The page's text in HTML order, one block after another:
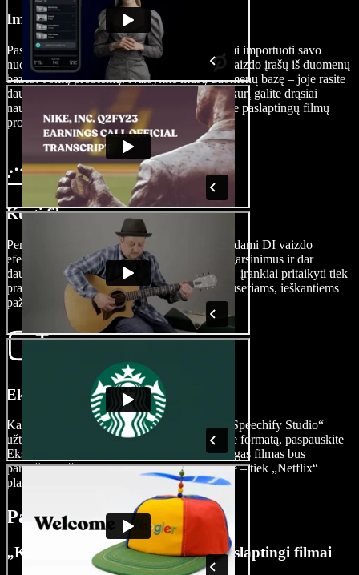
Importuokite savo filmą
Paspauskite „Vaizdai/Vaizdo įrašai“, norėdami importuoti savo
nuotraukas, muziką ar vaizdo failus. Reikia vaizdo įrašų iš duomenų
bazės? Jokių problemų. Naršykite mūsų duomenų bazę – joje rasite
daug nemokamo ir paruošto naudoti turinio, kurį galite drąsiai
naudoti tiek asmeniniuose, tiek komerciniuose paslaptingų filmų
projektuose.
Kurti filmą
Personalizuokite savo paslaptingą filmą pridėdami DI vaizdo
efektus, perėjimus, garso efektus, subtitrus, įgarsinimus ir dar
daugiau. Redagavimo galimybės neribotos — įrankiai pritaikyti tiek
pradedantiesiems, tiek profesionaliems prodiuseriams, ieškantiems
pažangių funkcijų.
Eksportuokite savo filmą
Kai jūsų paslaptingas šedevras bus baigtas, „Speechify Studio“
užtikrina sklandų eksportą. Tiesiog pasirinkite formatą, paspauskite
Eksportuoti ir jūsų aukštos kokybės paslaptingas filmas bus
paruoštas sužavėti auditoriją visame pasaulyje – tiek „Netflix“
platformoje, tiek vietiniuose kino teatruose.
Paslaptingų filmų tipai
„Kas padarė?“ (whodunit) tipo paslaptingi filmai